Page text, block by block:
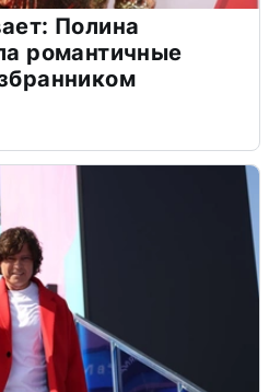
Полина
романтичные